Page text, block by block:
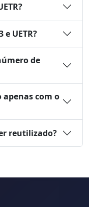
UETR?
de
com o
reutilizado?